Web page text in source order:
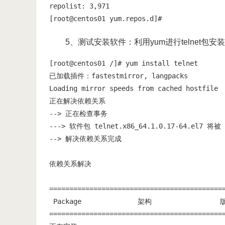
repolist: 3,971
[root@centos01 yum.repos.d]#
5、测试安装软件：利用yum进行telnet包安
[root@centos01 /]# yum install telnet
已加载插件：fastestmirror, langpacks
Loading mirror speeds from cached hostfile
正在解决依赖关系
--> 正在检查事务
---> 软件包 telnet.x86_64.1.0.17-64.el7 将被
--> 解决依赖关系完成
依赖关系解决
Package              架构